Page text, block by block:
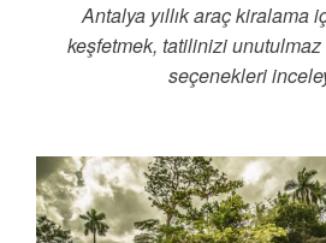
Antalya yıllık araç kiralama
keşfetmek, tatilinizi unutulmaz
seçenekleri